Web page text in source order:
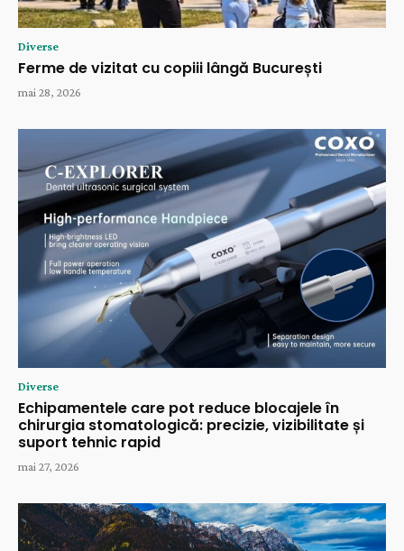
Diverse
Ferme de vizitat cu copiii lângă București
mai 28, 2026
Diverse
Echipamentele care pot reduce blocajele în
chirurgia stomatologică: precizie, vizibilitate și
suport tehnic rapid
mai 27, 2026